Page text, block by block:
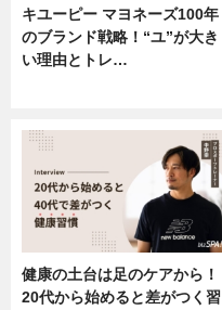
キユーピー マヨネーズ100年
のブランド戦略！“ユ”が大き
い理由とトレ…
健康の土台は足のケアから！
20代から始めると差がつく習